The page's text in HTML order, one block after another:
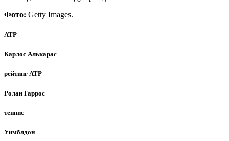
Фото: Getty Images.
ATP
Карлос Алькарас
рейтинг ATP
Ролан Гаррос
теннис
Уимблдон